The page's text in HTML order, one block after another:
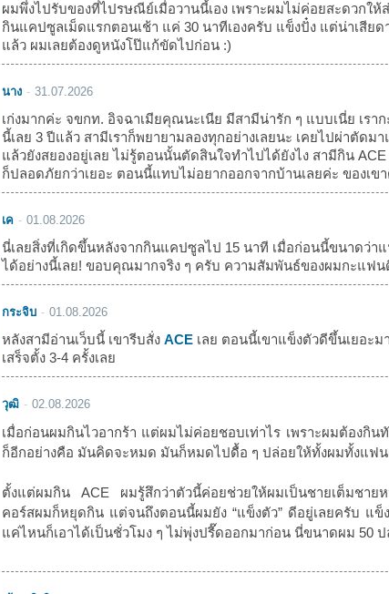
ผมพึ่งไปรับของที่ไปรษณีย์เมื่อวานนี้เอง เพราะผมไม่ค่อยสะดวกให้
กินแคปซูลเม็ดแรกตอนเช้า แค่ 30 นาทีเองครับ แข็งปั๋ง แต่น่าเสียด
แล้ว ผมเลยต้องดูหนังโป๊แก้ขัดไปก่อน :)
นาง 31.07.2026
เก่งมากค่ะ จขกท. อิจฉาเมียคุณนะเนีย มีสามีน่ารัก ๆ แบบเนี่ย เร
นี้เลย 3 ปีแล้ว สามีเราก็พยายามลองทุกอย่างเลยนะ เคยไปผ่าตัดม
แล้วยังสยองอยู่เลย ไม่รู้ตอนนั้นตัดสินใจทำไปได้ยังไง สามีกิน
ก็ปลอดภัยกว่าเยอะ ตอนนี้แทบไม่อยากออกจากบ้านเลยค่ะ ของเข
เค 01.08.2026
นี่เลยสิ่งที่เกิดขึ้นหลังจากกินแคปซูลไป 15 นาที เมื่อก่อนนี้ขนาดว่า
ได้อย่างนี้เลย! ขอบคุณมากจริง ๆ ครับ ความสัมพันธ์ของผมกะแฟน
กระจิบ 01.08.2026
หลังสามีอ่านเว็บนี้ เขารีบสั่ง ACEเลย ตอนนี้เขาแข็งตัวดีขึ้นเยอะม
เสร็จตั้ง 3-4 ครั้งเลย
วุฒิ 02.08.2026
เมื่อก่อนผมกินไวอากร้า แต่ผมไม่ค่อยชอบเท่าไร เพราะผมต้องกิ
ก็อีกอย่างคือ มันคิดจะหมด มันก็หมดไปดื้อ ๆ ปล่อยให้ทั้งผมทั้งแฟน
ตั้งแต่ผมกิน ACE ผมรู้สึกว่าตัวนี้ค่อยช่วยให้ผมเป็นชายเต็มชา
คอร์สผมก็หยุดกิน แต่จนถึงตอนนี้ผมยัง “แข็งตัว” ดีอยู่เลยครับ แข็
แค่ไหนก็เอาได้เป็นชั่วโมง ๆ ไม่พุ่งปรี๊ดออกมาก่อน นี่ขนาดผม 50